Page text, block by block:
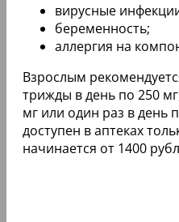
вирусные
беременность;
аллергия на
Взрослым
трижды в день по 250
мг или один раз в день
доступен в аптеках
начинается от 1400